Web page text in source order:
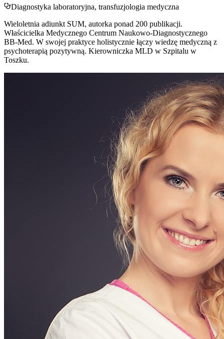
Diagnostyka laboratoryjna, transfuzjologia medyczna
Wieloletnia adiunkt SUM, autorka ponad 200 publikacji.
Właścicielka Medycznego Centrum Naukowo-Diagnostycznego
BB-Med. W swojej praktyce holistycznie łączy wiedzę medyczną z
psychoterapią pozytywną. Kierowniczka MLD w Szpitalu w
Toszku.